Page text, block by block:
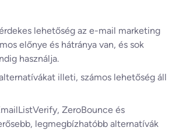
lehetőség az e-mail marketing
előnye és hátránya van, és sok
használja.
illeti, számos lehetőség áll
ZeroBounce és
legmegbízhatóbb alternatívák